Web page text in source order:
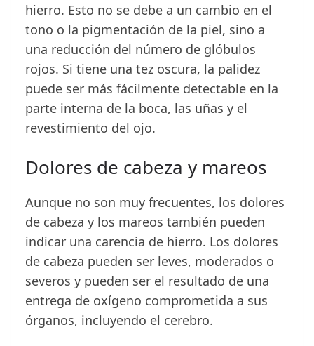
hierro. Esto no se debe a un cambio en el
tono o la pigmentación de la piel, sino a
una reducción del número de glóbulos
rojos. Si tiene una tez oscura, la palidez
puede ser más fácilmente detectable en la
parte interna de la boca, las uñas y el
revestimiento del ojo.
Dolores de cabeza y mareos
Aunque no son muy frecuentes, los dolores
de cabeza y los mareos también pueden
indicar una carencia de hierro. Los dolores
de cabeza pueden ser leves, moderados o
severos y pueden ser el resultado de una
entrega de oxígeno comprometida a sus
órganos, incluyendo el cerebro.